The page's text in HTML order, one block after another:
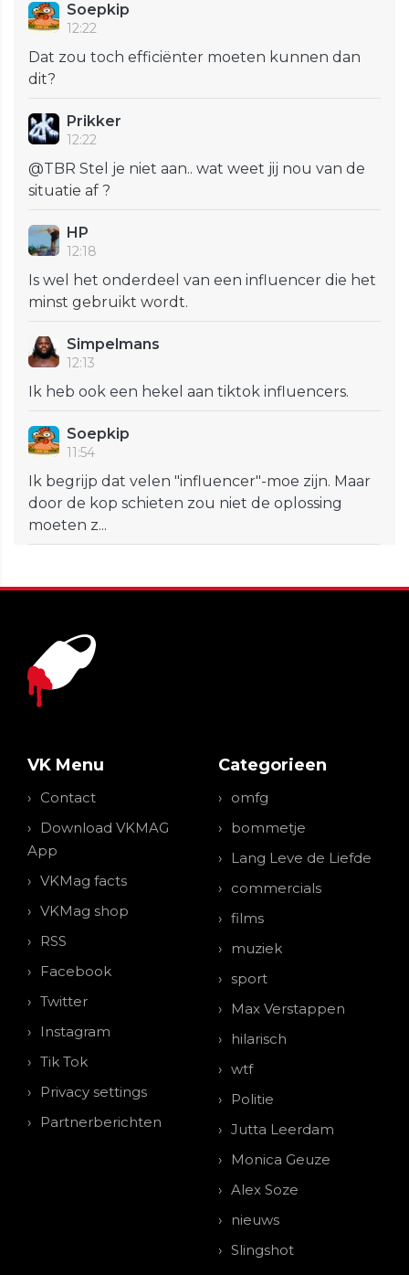
Soepkip
12:22
Dat zou toch efficiënter moeten kunnen dan
dit?
Prikker
12:22
@TBR Stel je niet aan.. wat weet jij nou van de
situatie af ?
HP
12:18
Is wel het onderdeel van een influencer die het
minst gebruikt wordt.
Simpelmans
12:13
Ik heb ook een hekel aan tiktok influencers.
Soepkip
11:54
Ik begrijp dat velen "influencer"-moe zijn. Maar
door de kop schieten zou niet de oplossing
moeten z...
VK Menu
Contact
Download VKMAG
App
VKMag facts
VKMag shop
RSS
Facebook
Twitter
Instagram
Tik Tok
Privacy settings
Partnerberichten
Categorieen
omfg
bommetje
Lang Leve de Liefde
commercials
films
muziek
sport
Max Verstappen
hilarisch
wtf
Politie
Jutta Leerdam
Monica Geuze
Alex Soze
nieuws
Slingshot